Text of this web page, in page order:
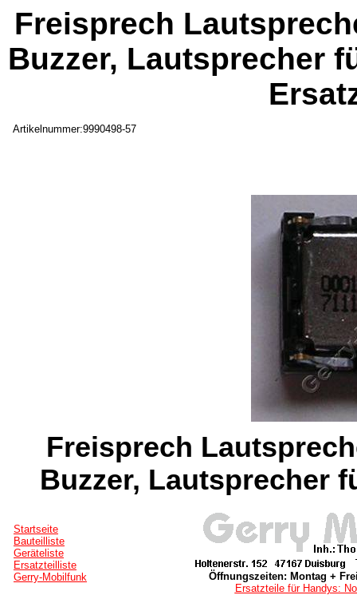
Freisprech
Buzzer, Lautsprecher
Artikelnummer:9990498-57
Freisprech
Buzzer, Lautsprecher
Startseite
Bauteilliste
Geräteliste
Ersatzteilliste
Gerry-Mobilfunk
Öffnungszeiten: Montag +
Ersatzteile für Handys: